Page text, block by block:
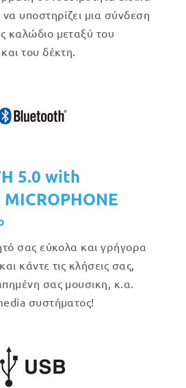
υποστηρίζει μια σύνδεση
καλώδιο μεταξύ του
του δέκτη.
5.0 with
σας εύκολα και γρήγορα
κάντε τις κλήσεις σας,
σας μουσικη, κ.α.
συστήματος!